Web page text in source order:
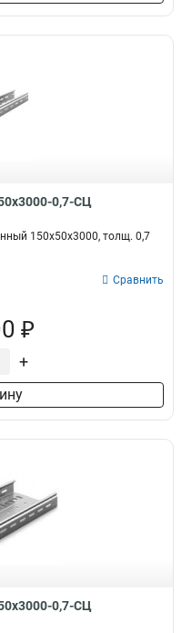
0,7-СЦ
150х50х3000, толщ. 0,7
Сравнить
₽
+
0,7-СЦ